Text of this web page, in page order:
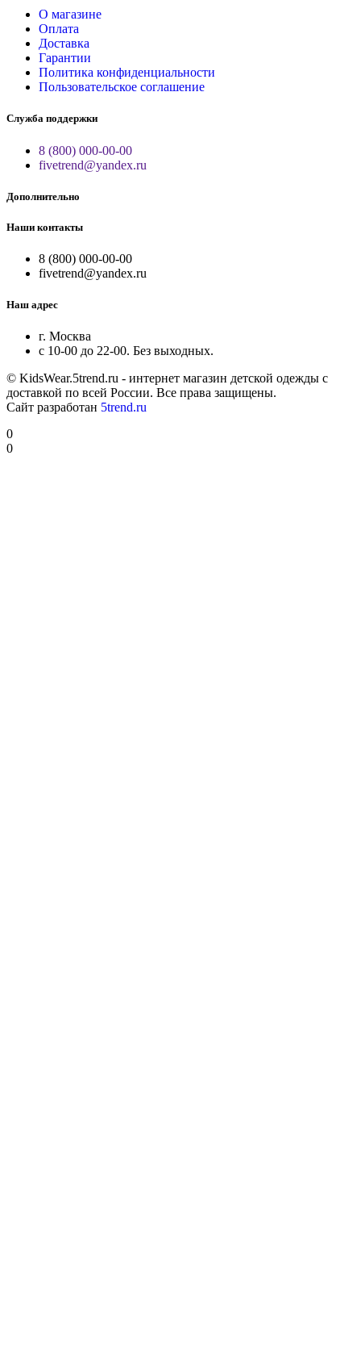
О магазине
Оплата
Доставка
Гарантии
Политика конфиденциальности
Пользовательское соглашение
Служба поддержки
8 (800) 000-00-00
fivetrend@yandex.ru
Дополнительно
Наши контакты
8 (800) 000-00-00
fivetrend@yandex.ru
Наш адрес
г. Москва
с 10-00 до 22-00. Без выходных.
© KidsWear.5trend.ru - интернет магазин детской одежды с
доставкой по всей России. Все права защищены.
Сайт разработан 5trend.ru
0
0